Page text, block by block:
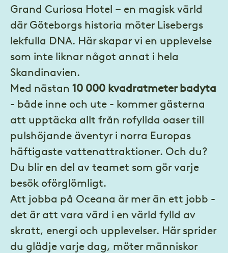
Grand Curiosa Hotel – en magisk värld
där Göteborgs historia möter Lisebergs
lekfulla DNA. Här skapar vi en upplevelse
som inte liknar något annat i hela
Skandinavien.
Med nästan 10 000 kvadratmeter badyta
- både inne och ute - kommer gästerna
att upptäcka allt från rofyllda oaser till
pulshöjande äventyr i norra Europas
häftigaste vattenattraktioner. Och du?
Du blir en del av teamet som gör varje
besök oförglömligt.
Att jobba på Oceana är mer än ett jobb -
det är att vara värd i en värld fylld av
skratt, energi och upplevelser. Här sprider
du glädje varje dag, möter människor